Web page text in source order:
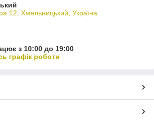
12, Хмельницький, Україна
з 10:00 до 19:00
графік роботи